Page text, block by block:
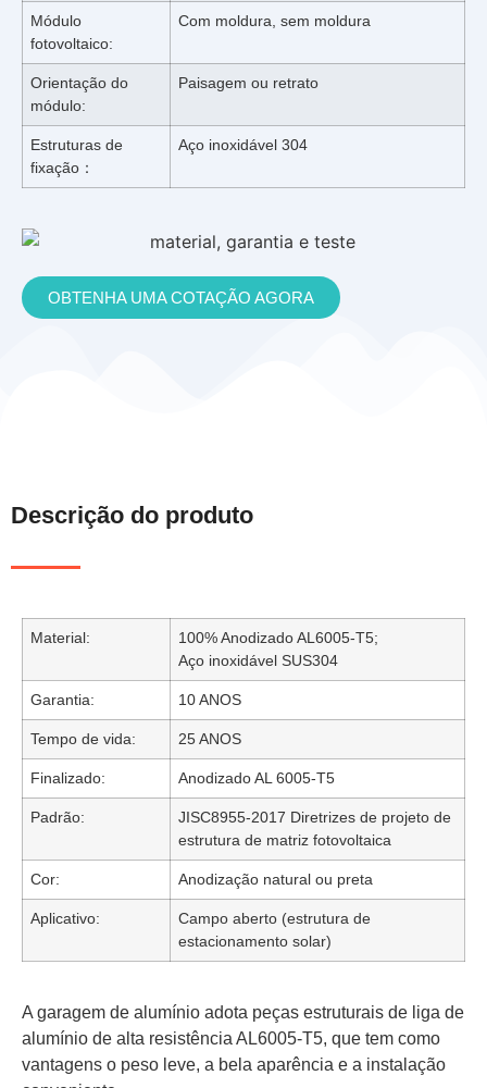
Módulo
fotovoltaico:
Com moldura, sem moldura
Orientação do
módulo:
Paisagem ou retrato
Estruturas de
fixação：
Aço inoxidável 304
OBTENHA UMA COTAÇÃO AGORA
Descrição do produto
Material:
100% Anodizado AL6005-T5;
Aço inoxidável SUS304
Garantia: 10 ANOS
Tempo de vida: 25 ANOS
Finalizado: Anodizado AL 6005-T5
Padrão:
JISC8955-2017 Diretrizes de projeto de
estrutura de matriz fotovoltaica
Cor: Anodização natural ou preta
Aplicativo:
Campo aberto (estrutura de
estacionamento solar)
A garagem de alumínio adota peças estruturais de liga de
alumínio de alta resistência AL6005-T5, que tem como
vantagens o peso leve, a bela aparência e a instalação